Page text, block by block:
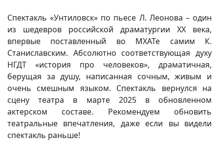
Спектакль «Унтиловск» по пьесе Л. Леонова – один
из шедевров российской драматургии XX века,
впервые поставленный во МХАТе самим К.
Станиславским. Абсолютно соответствующая духу
НГДТ «история про человеков», драматичная,
берущая за душу, написанная сочным, живым и
очень смешным языком. Спектакль вернулся на
сцену театра в марте 2025 в обновленном
актерском составе. Рекомендуем обновить
театральные впечатления, даже если вы видели
спектакль раньше!